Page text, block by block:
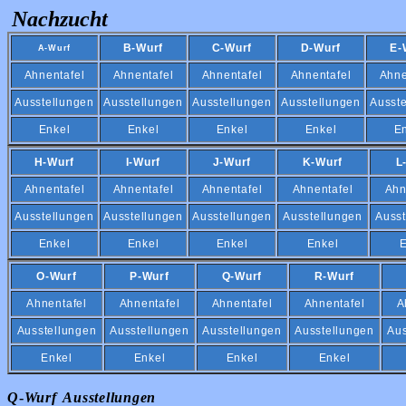
Nachzucht
A-Wurf B-Wurf C-Wurf D-Wurf E-
Ahnentafel Ahnentafel Ahnentafel Ahnentafel
Ausstellungen Ausstellungen Ausstellungen Ausstellungen
Enkel Enkel Enkel Enkel
H-Wurf I-Wurf J-Wurf K-Wurf
Ahnentafel Ahnentafel Ahnentafel Ahnentafel
Ausstellungen Ausstellungen Ausstellungen Ausstellungen
Enkel Enkel Enkel Enkel
O-Wurf P-Wurf Q-Wurf R-Wurf
Ahnentafel Ahnentafel Ahnentafel Ahnentafel
Ausstellungen Ausstellungen Ausstellungen Ausstellungen
Enkel Enkel Enkel Enkel
Q-Wurf Ausstellungen